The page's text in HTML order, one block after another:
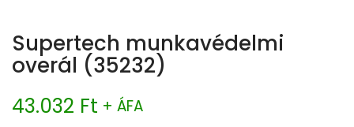
Supertech munkavédelmi
overál (35232)
43.032 Ft + ÁFA